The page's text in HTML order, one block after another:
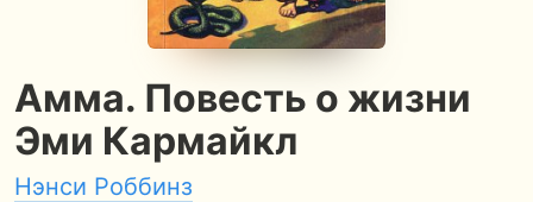
Амма. Повесть о жизни
Эми Кармайкл
Нэнси Роббинз